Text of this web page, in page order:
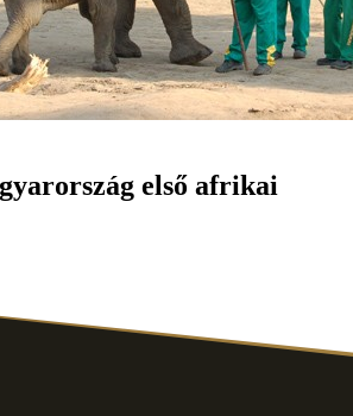
első afrikai